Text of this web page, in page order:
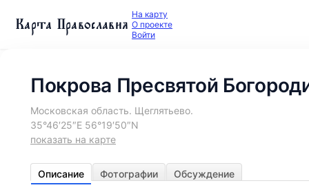
Карта Православия На карту
О проекте
Войти
Покрова Пресвятой
Московская область. Щеглятьево.
35°46′25″E 56°19′50″N
показать на карте
Описание Фотографии Обсуждение